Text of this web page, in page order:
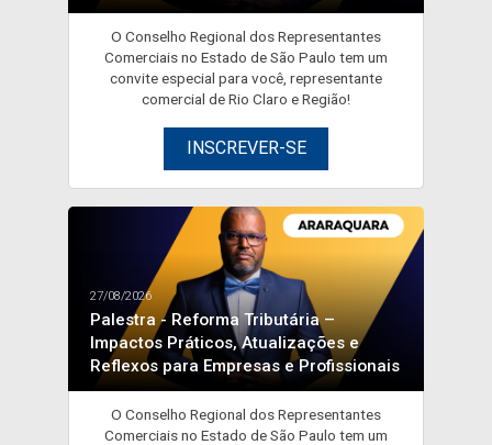
O Conselho Regional dos Representantes
Comerciais no Estado de São Paulo tem um
convite especial para você, representante
comercial de Rio Claro e Região!
INSCREVER-SE
27/08/2026
Palestra - Reforma Tributária –
Impactos Práticos, Atualizações e
Reflexos para Empresas e Profissionais
O Conselho Regional dos Representantes
Comerciais no Estado de São Paulo tem um